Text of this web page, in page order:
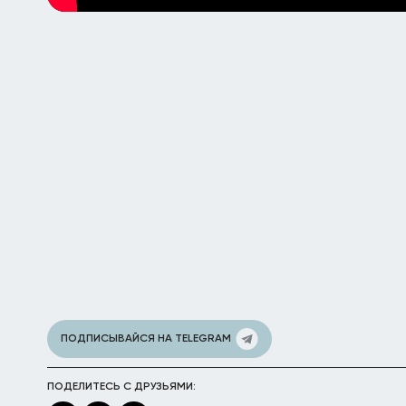
ПОДПИСЫВАЙСЯ НА TELEGRAM
ПОДЕЛИТЕСЬ С ДРУЗЬЯМИ: